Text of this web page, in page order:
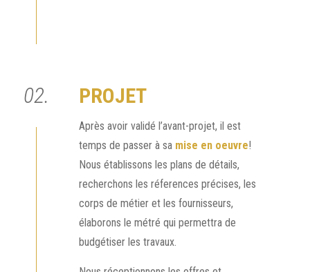
02. PROJET
Après avoir validé l’avant-projet, il est
temps de passer à sa mise en oeuvre!
Nous établissons les plans de détails,
recherchons les réferences précises, les
corps de métier et les fournisseurs,
élaborons le métré qui permettra de
budgétiser les travaux.